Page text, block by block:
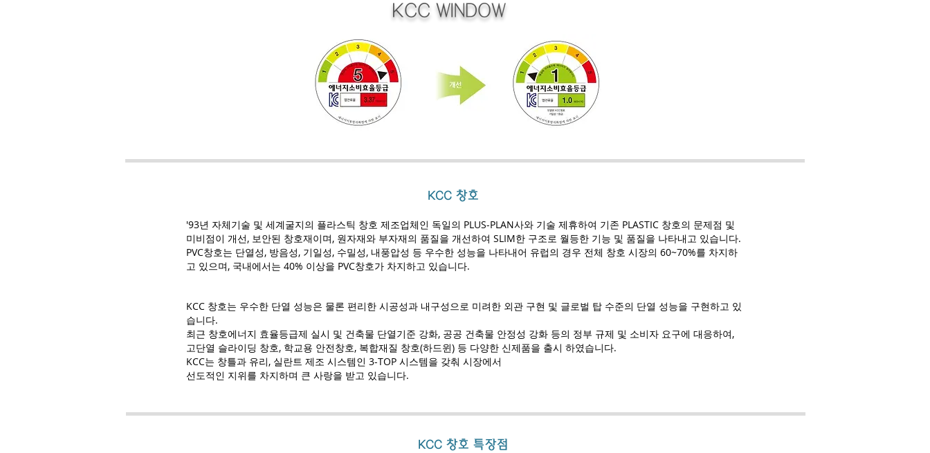
KCC WINDOW
​KCC 창호
'93년 자체기술 및 세계굴지의 플라스틱 창호 제조업체인 독일의 PLUS-PLAN사와 기술 제휴하여 기존 PLASTIC 창호의 문제점 및
미비점이 개선, 보안된 창호재이며, 원자재와 부자재의 품질을 개선하여 SLIM한 구조로 월등한 기능 및 품질을 나타내고 있습니다.
PVC창호는 단열성, 방음성, 기일성, 수밀성, 내풍압성 등 우수한 성능을 나타내어 유럽의 경우 전체 창호 시장의 60~70%를 차지하
고 있으며, 국내에서는 40% 이상을 PVC창호가 차지하고 있습니다.
KCC 창호는 우수한 단열 성능은 물론 편리한 시공성과 내구성으로 미려한 외관 구현 및 글로벌 탑 수준의 단열 성능을 구현하고 있
습니다.
최근 창호에너지 효율등급제 실시 및 건축물 단열기준 강화, 공공 건축물 안정성 강화 등의 정부 규제 및 소비자 요구에 대응하여,
고단열 슬라이딩 창호, 학교용 안전창호, 복합재질 창호(하드윈) 등 다양한 신제품을 출시 하였습니다.
KCC는 창틀과 유리, 실란트 제조 시스템인 3-TOP 시스템을 갖춰 시장에서
선도적인 지위를 차지하며 큰 사랑을 받고 있습니다.
​KCC 창호 특장점